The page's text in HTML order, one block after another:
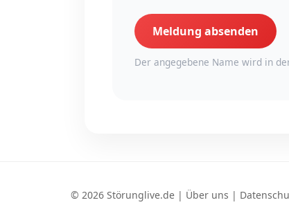
Meldung absenden
Der angegebene Name wird in
© 2026 Störunglive.de | Über uns |